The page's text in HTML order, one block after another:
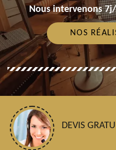
Nous intervenons
NOS
DEVIS